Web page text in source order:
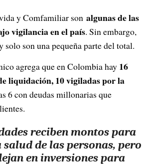
y Comfamiliar son algunas de las
vigilancia en el país. Sin embargo,
solo son una pequeña parte del total.
agrega que en Colombia hay 16
liquidación, 10 vigiladas por la
6 con deudas millonarias que
reciben montos para
de las personas, pero
en inversiones para